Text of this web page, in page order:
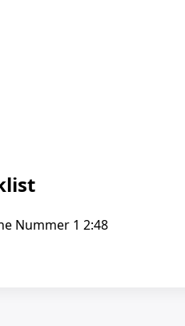
Nummer 1 2:48